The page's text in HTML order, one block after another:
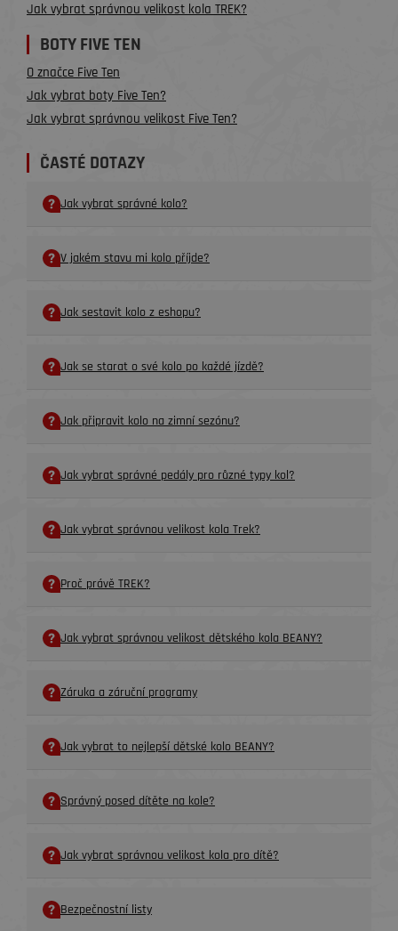
Jak vybrat správnou velikost kola TREK?
BOTY FIVE TEN
O značce Five Ten
Jak vybrat boty Five Ten?
Jak vybrat správnou velikost Five Ten?
ČASTÉ DOTAZY
Jak vybrat správné kolo?
V jakém stavu mi kolo příjde?
Jak sestavit kolo z eshopu?
Jak se starat o své kolo po každé jízdě?
Jak připravit kolo na zimní sezónu?
Jak vybrat správné pedály pro různé typy kol?
Jak vybrat správnou velikost kola Trek?
Proč právě TREK?
Jak vybrat správnou velikost dětského kola BEANY?
Záruka a záruční programy
Jak vybrat to nejlepší dětské kolo BEANY?
Správný posed dítěte na kole?
Jak vybrat správnou velikost kola pro dítě?
Bezpečnostní listy